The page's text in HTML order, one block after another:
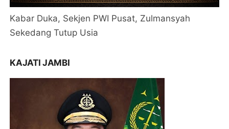
Kabar Duka, Sekjen PWI Pusat, Zulmansyah
Sekedang Tutup Usia
KAJATI JAMBI